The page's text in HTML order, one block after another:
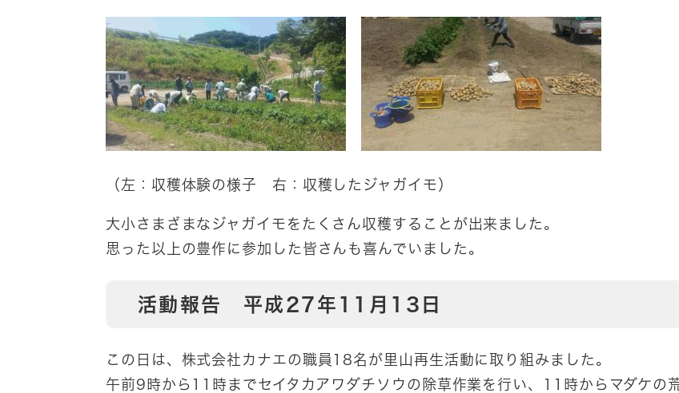
（左：収穫体験の様子 右：収穫したジャガイモ）
大小さまざまなジャガイモをたくさん収穫することが出来ました。
思った以上の豊作に参加した皆さんも喜んでいました。
活動報告 平成27年11月13日
この日は、株式会社カナエの職員18名が里山再生活動に取り組みました。
午前9時から11時までセイタカアワダチソウの除草作業を行い、11時からマダケの